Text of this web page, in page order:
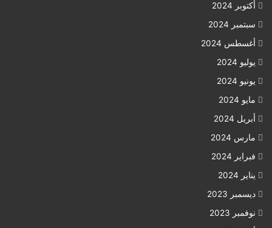
أكتوبر 2024
سبتمبر 2024
أغسطس 2024
يوليو 2024
يونيو 2024
مايو 2024
أبريل 2024
مارس 2024
فبراير 2024
يناير 2024
ديسمبر 2023
نوفمبر 2023